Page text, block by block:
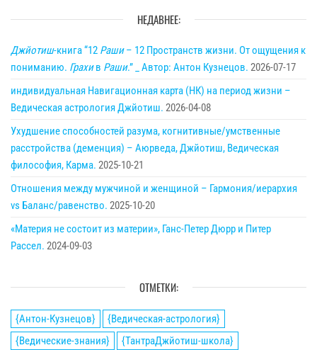
НЕДАВНЕЕ:
Джйотиш-книга “12 Раши– 12 Пространств жизни. От ощущения к
пониманию. Грахив Раши.” _ Автор: Антон Кузнецов. 2026-07-17
индивидуальная Навигационная карта (НК) на период жизни –
Ведическая астрология Джйотиш. 2026-04-08
Ухудшение способностей разума, когнитивные/умственные
расстройства (деменция) – Аюрведа, Джйотиш, Ведическая
философия, Карма. 2025-10-21
Отношения между мужчиной и женщиной – Гармония/иерархия
vs Баланс/равенство. 2025-10-20
«Материя не состоит из материи», Ганс-Петер Дюрр и Питер
Рассел. 2024-09-03
ОТМЕТКИ:
{Антон-Кузнецов}
{Ведическая-астрология}
{Ведические-знания}
{ТантраДжйотиш-школа}